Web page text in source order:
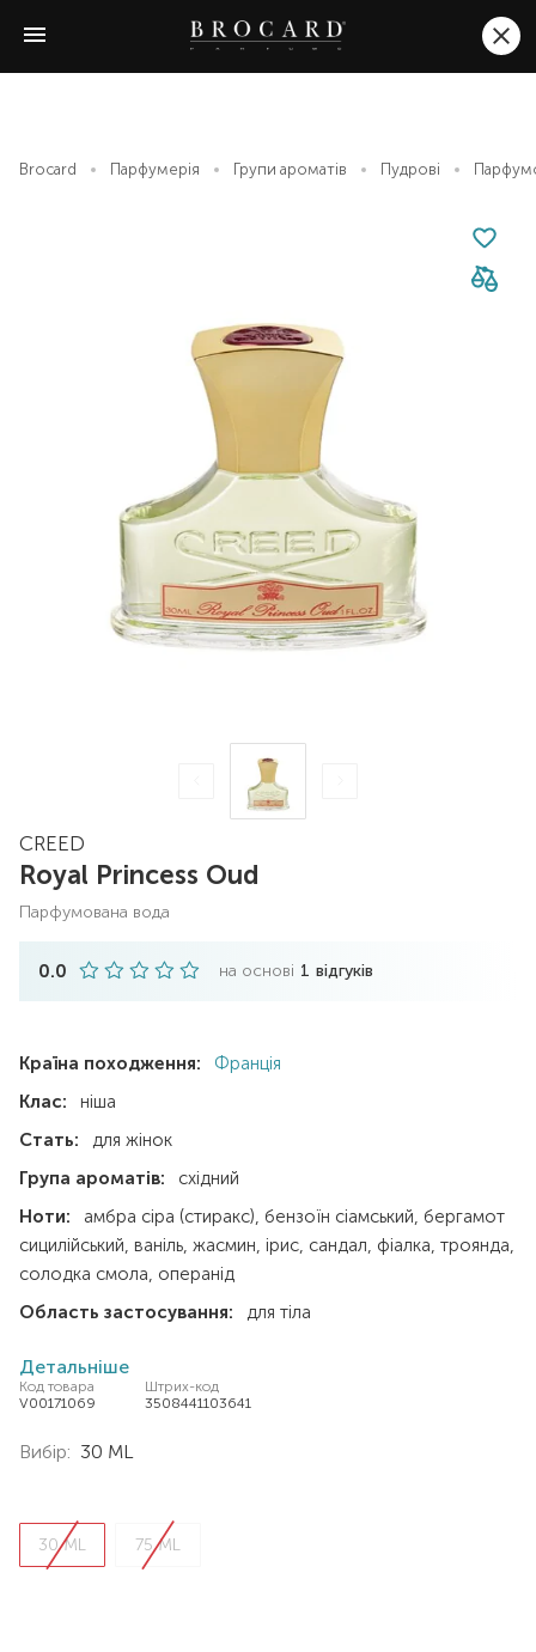
Brocard Парфумерія Групи ароматів Пудрові
CREED
Royal Princess Oud
парфумована вода
0.0 на основі 1 відгуків
Країна походження:
Франція
Клас:
ніша
Стать:
для жінок
Група ароматів:
східний
Ноти:
амбра сіра (стиракс) бензоїн сіамський
сицилійський ваніль жасмин ірис сандал фіалка троянда
солодка смола операнід
Область застосування:
для тіла
Детальніше
Код товара
V00171069
Штрих-код
3508441103641
Вибір: 30 ML
30 ML 75 ML